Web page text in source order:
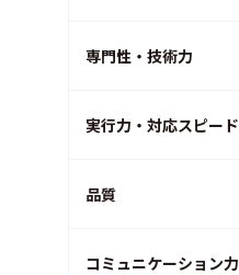
専門性・技術力
実行力・対応スピード
品質
コミュニケーション力